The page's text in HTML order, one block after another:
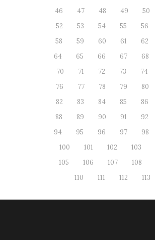
46
47 48 49 50
52
53 54 55 56
58
59 60 61 62
64
65 66 67 68
70
71 72 73 74
76
77 78 79 80
82
83 84 85 86
88
89 90 91 92
94
95 96 97 98
100
101 102 103
105
106 107 108
110
111 112 113